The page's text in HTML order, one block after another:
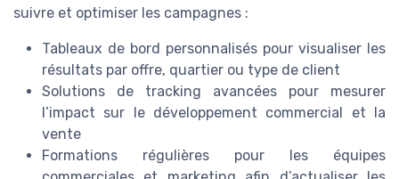
suivre et optimiser les campagnes :
Tableaux de bord personnalisés pour visualiser les
résultats par offre, quartier ou type de client
Solutions de tracking avancées pour mesurer
l’impact sur le développement commercial et la
vente
Formations régulières pour les équipes